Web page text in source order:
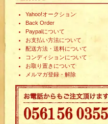
Yahoo!オークション
Back Order
Paypalについて
お支払い方法について
配送方法・送料について
コンディションについて
お取り置きについて
メルマガ登録・解除